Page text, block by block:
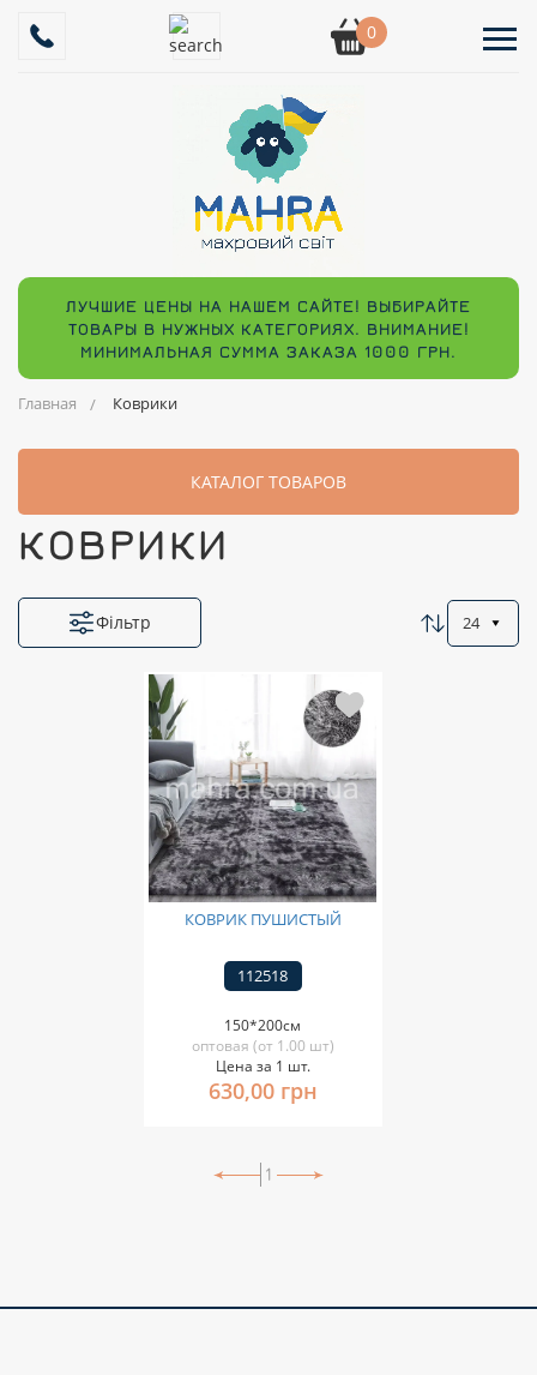
0
ЛУЧШИЕ ЦЕНЫ НА НАШЕМ САЙТЕ! ВЫБИРАЙТЕ
ТОВАРЫ В НУЖНЫХ КАТЕГОРИЯХ. ВНИМАНИЕ!
МИНИМАЛЬНАЯ СУММА ЗАКАЗА 1000 ГРН.
Главная Коврики
КАТАЛОГ ТОВАРОВ
КОВРИКИ
Фільтр 24
КОВРИК ПУШИСТЫЙ
112518
150*200см
оптовая (от 1.00 шт)
Цена за 1 шт.
630,00 грн
1